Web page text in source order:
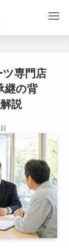
ツ専門店
継の背
説